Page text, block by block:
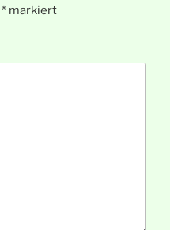
* markiert